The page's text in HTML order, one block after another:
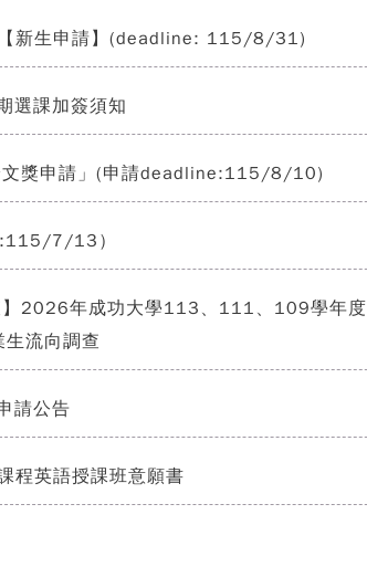
【新生申請】(deadline: 115/8/31)
選課加簽須知
文獎申請」(申請deadline:115/8/10)
7/13）
】2026年成功大學113、111、109學年度
流向調查
請公告
程英語授課班意願書